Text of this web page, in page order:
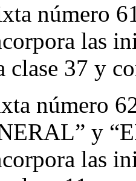
número
las
clase 37 y
número
y
las